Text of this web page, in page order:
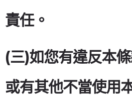
責任。
(三)如您有違反本
或有其他不當使用